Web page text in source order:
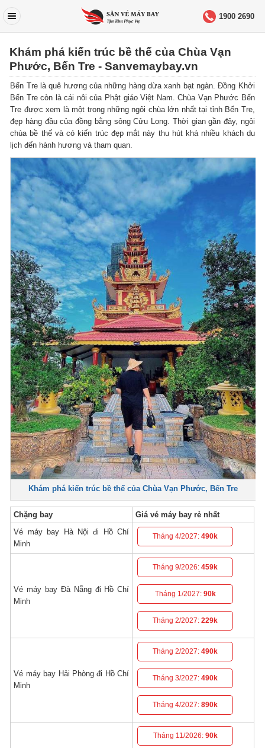
1900 2690
Khám phá kiến trúc bề thế của Chùa Vạn
Phước, Bến Tre - Sanvemaybay.vn
Bến Tre là quê hương của những hàng dừa xanh bạt ngàn. Đồng Khởi
Bến Tre còn là cái nôi của Phật giáo Việt Nam. Chùa Vạn Phước Bến
Tre được xem là một trong những ngôi chùa lớn nhất tại tỉnh Bến Tre,
đẹp hàng đầu của đồng bằng sông Cửu Long. Thời gian gần đây, ngôi
chùa bề thế và có kiến trúc đẹp mắt này thu hút khá nhiều khách du
lịch đến hành hương và tham quan.
Khám phá kiến trúc bề thế của Chùa Vạn Phước, Bến Tre
Chặng bay
Giá vé máy bay rẻ nhất
Vé máy bay Hà Nội đi Hồ Chí
Minh
Tháng 4/2027:490k
Vé máy bay Đà Nẵng đi Hồ Chí
Minh
Tháng 9/2026:459k
Tháng 1/2027: 90k
Tháng 2/2027:229k
Vé máy bay Hải Phòng đi Hồ Chí
Minh
Tháng 2/2027:490k
Tháng 3/2027:490k
Tháng 4/2027:890k
Tháng 11/2026: 90k